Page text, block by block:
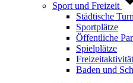
Sport und Freizeit
Städtische
Sportplätze
Öffentliche
Spielplätze
Baden und